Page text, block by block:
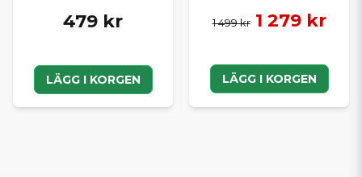
479 kr
LÄGG I KORGEN
1 499 kr 1 279 kr
LÄGG I KORGEN